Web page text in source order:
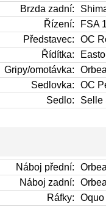
Brzda zadní:
Řízení:
FSA
Představec:
OC
Řídítka:
Gripy/omotávka:
Sedlovka:
OC
Sedlo:
Selle
Náboj přední:
Náboj zadní:
Ráfky: